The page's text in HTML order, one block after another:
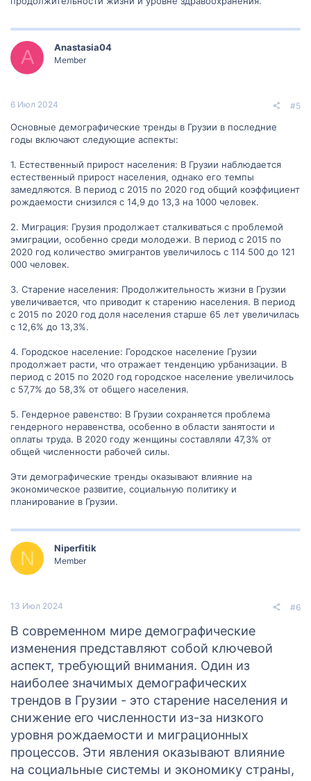
A Anastasia04
Member
6 Июл 2024 #5
Основные демографические тренды в Грузии в последние
годы включают следующие аспекты:
1. Естественный прирост населения: В Грузии наблюдается
естественный прирост населения, однако его темпы
замедляются. В период с 2015 по 2020 год общий коэффициент
рождаемости снизился с 14,9 до 13,3 на 1000 человек.
2. Миграция: Грузия продолжает сталкиваться с проблемой
эмиграции, особенно среди молодежи. В период с 2015 по
2020 год количество эмигрантов увеличилось с 114 500 до 121
000 человек.
3. Старение населения: Продолжительность жизни в Грузии
увеличивается, что приводит к старению населения. В период
с 2015 по 2020 год доля населения старше 65 лет увеличилась
с 12,6% до 13,3%.
4. Городское население: Городское население Грузии
продолжает расти, что отражает тенденцию урбанизации. В
период с 2015 по 2020 год городское население увеличилось
с 57,7% до 58,3% от общего населения.
5. Гендерное равенство: В Грузии сохраняется проблема
гендерного неравенства, особенно в области занятости и
оплаты труда. В 2020 году женщины составляли 47,3% от
общей численности рабочей силы.
Эти демографические тренды оказывают влияние на
экономическое развитие, социальную политику и
планирование в Грузии.
N Niperfitik
Member
13 Июл 2024 #6
В современном мире демографические
изменения представляют собой ключевой
аспект, требующий внимания. Один из
наиболее значимых демографических
трендов в Грузии - это старение населения и
снижение его численности из-за низкого
уровня рождаемости и миграционных
процессов. Эти явления оказывают влияние
на социальные системы и экономику страны,